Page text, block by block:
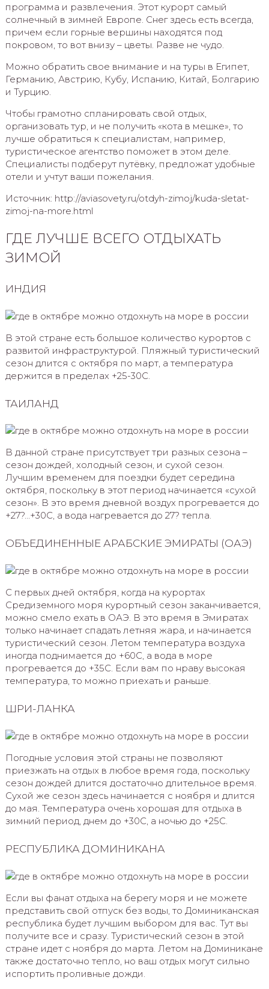
программа и развлечения. Этот курорт самый
солнечный в зимней Европе. Снег здесь есть всегда,
причем если горные вершины находятся под
покровом, то вот внизу – цветы. Разве не чудо.
Можно обратить свое внимание и на туры в Египет,
Германию, Австрию, Кубу, Испанию, Китай, Болгарию
и Турцию.
Чтобы грамотно спланировать свой отдых,
организовать тур, и не получить «кота в мешке», то
лучше обратиться к специалистам, например,
туристическое агентство поможет в этом деле.
Специалисты подберут путёвку, предложат удобные
отели и учтут ваши пожелания.
Источник: http://aviasovety.ru/otdyh-zimoj/kuda-sletat-
zimoj-na-more.html
ГДЕ ЛУЧШЕ ВСЕГО ОТДЫХАТЬ
ЗИМОЙ
ИНДИЯ
В этой стране есть большое количество курортов с
развитой инфраструктурой. Пляжный туристический
сезон длится с октября по март, а температура
держится в пределах +25-30С.
ТАИЛАНД
В данной стране присутствует три разных сезона –
сезон дождей, холодный сезон, и сухой сезон.
Лучшим временем для поездки будет середина
октября, поскольку в этот период начинается «сухой
сезон». В это время дневной воздух прогревается до
+27?…+30С, а вода нагревается до 27? тепла.
ОБЪЕДИНЕННЫЕ АРАБСКИЕ ЭМИРАТЫ (ОАЭ)
С первых дней октября, когда на курортах
Средиземного моря курортный сезон заканчивается,
можно смело ехать в ОАЭ. В это время в Эмиратах
только начинает спадать летняя жара, и начинается
туристический сезон. Летом температура воздуха
иногда поднимается до +60С, а вода в море
прогревается до +35С. Если вам по нраву высокая
температура, то можно приехать и раньше.
ШРИ-ЛАНКА
Погодные условия этой страны не позволяют
приезжать на отдых в любое время года, поскольку
сезон дождей длится достаточно длительное время.
Сухой же сезон здесь начинается с ноября и длится
до мая. Температура очень хорошая для отдыха в
зимний период, днем до +30С, а ночью до +25С.
РЕСПУБЛИКА ДОМИНИКАНА
Если вы фанат отдыха на берегу моря и не можете
представить свой отпуск без воды, то Доминиканская
республика будет лучшим выбором для вас. Тут вы
получите все и сразу. Туристический сезон в этой
стране идет с ноября до марта. Летом на Доминикане
также достаточно тепло, но ваш отдых могут сильно
испортить проливные дожди.